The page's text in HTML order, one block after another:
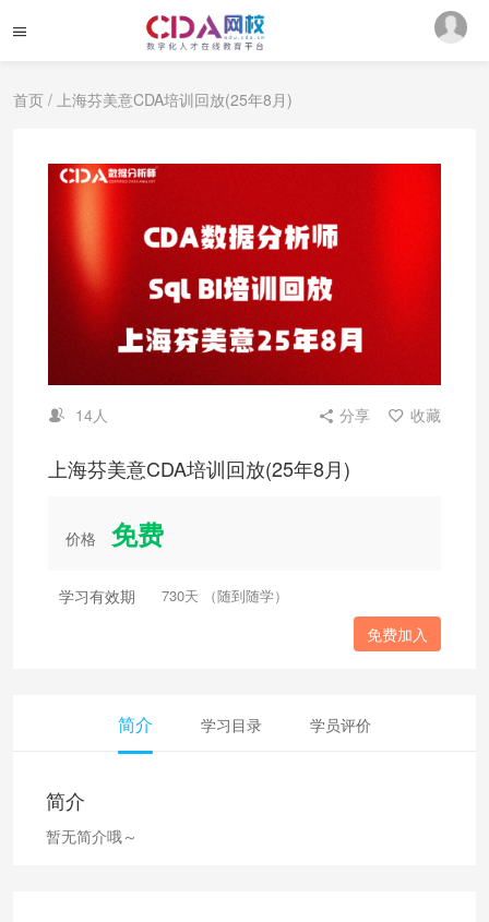
首页 / 上海芬美意CDA培训回放(25年8月)
14人 分享 收藏
上海芬美意CDA培训回放(25年8月)
价格 免费
学习有效期 730天 （随到随学）
免费加入
简介 学习目录 学员评价
简介
暂无简介哦～